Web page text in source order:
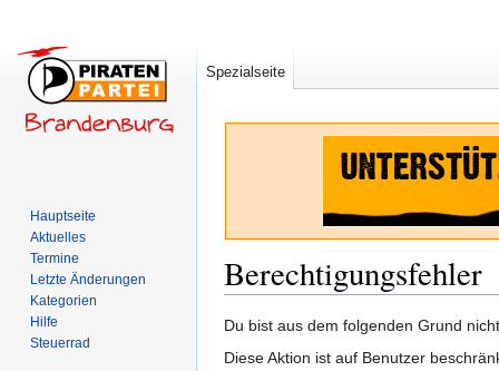
Berechtigungsfehler
Zur
Navigation
Zur
Suche
Du bist aus dem folgenden Grund
Diese Aktion ist auf Benutzer
Spezialseite
Hauptseite
Aktuelles
Termine
Letzte Änderungen
Kategorien
Hilfe
Steuerrad